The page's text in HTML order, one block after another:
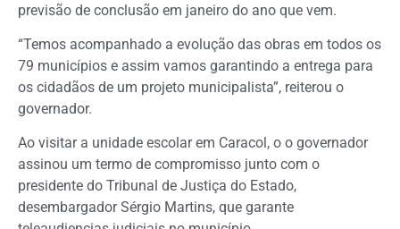
previsão de conclusão em janeiro do ano que vem.
“Temos acompanhado a evolução das obras em todos os
79 municípios e assim vamos garantindo a entrega para
os cidadãos de um projeto municipalista”, reiterou o
governador.
Ao visitar a unidade escolar em Caracol, o o governador
assinou um termo de compromisso junto com o
presidente do Tribunal de Justiça do Estado,
desembargador Sérgio Martins, que garante